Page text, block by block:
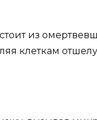
из
клеткам